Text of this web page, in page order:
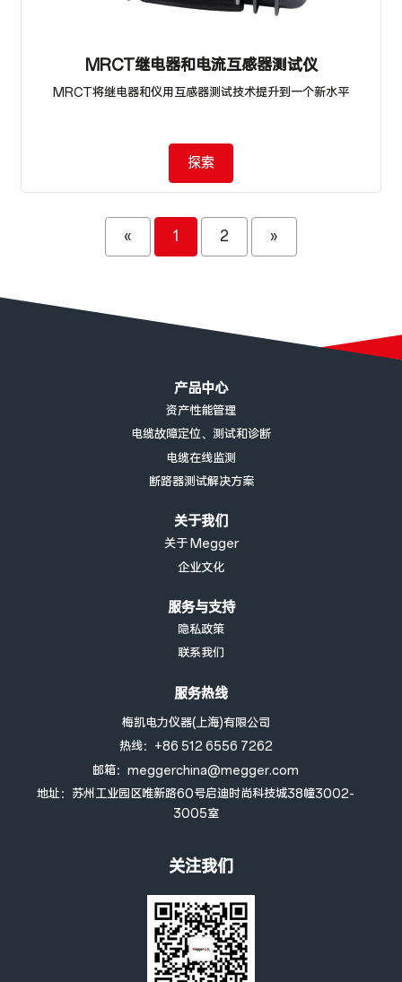
MRCT继电器和电流互感器测试仪
MRCT将继电器和仪用互感器测试技术提升到一个新水平
探索
« 1 2 »
产品中心
资产性能管理
电缆故障定位、测试和诊断
电缆在线监测
断路器测试解决方案
关于我们
关于 Megger
企业文化
服务与支持
隐私政策
联系我们
服务热线
梅凯电力仪器(上海)有限公司
热线：+86 512 6556 7262
邮箱：meggerchina@megger.com
地址：苏州工业园区唯新路60号启迪时尚科技城38幢3002-
3005室
关注我们